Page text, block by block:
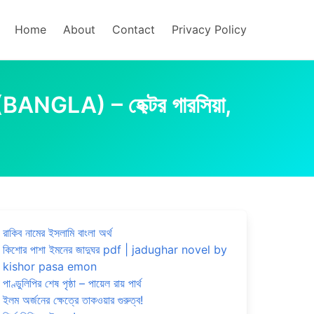
Home About Contact Privacy Policy
– হেক্টর গারসিয়া,
রাকিব নামের ইসলামি বাংলা অর্থ
কিশোর পাশা ইমনের জাদুঘর pdf | jadughar novel by
kishor pasa emon
পাণ্ডুলিপির শেষ পৃষ্ঠা – পায়েল রায় পার্থ
ইলম অর্জনের ক্ষেত্রে তাকওয়ার গুরুত্ব!